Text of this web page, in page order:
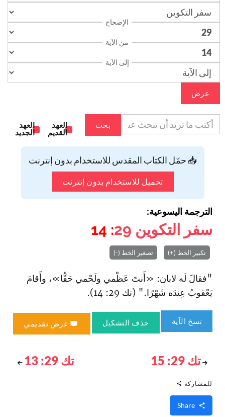
الإصحاح
من الآية
إلى الآية
عرض
بحث
العهد
القديم
العهد
الجديد
📥 حمّل الكتاب المقدس للاستخدام بدون إنترنت
تحميل للاستخدام بدون إنترنت
الترجمة اليسوعية:
سفر التكوين 29
: 14
تكبير الخط (+) تصغير الخط (-)
"فقالَ لَه لابان: «أَنتَ عَظْمي ولَحْمي حَقًّا»، وأَقامَ
يَعْقوبُ عِندَه شَهْرًا." (تك 29: 14).
نسخ الآية حذف التشكيل عرض تقديمي
تك 29: 15 تك 29: 13
للمشاركة